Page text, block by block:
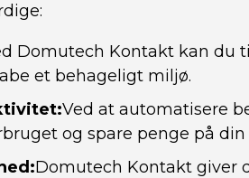
Domutech Kontakt kan du
et behageligt miljø.
Ved at automatisere
og spare penge på
Domutech Kontakt giver